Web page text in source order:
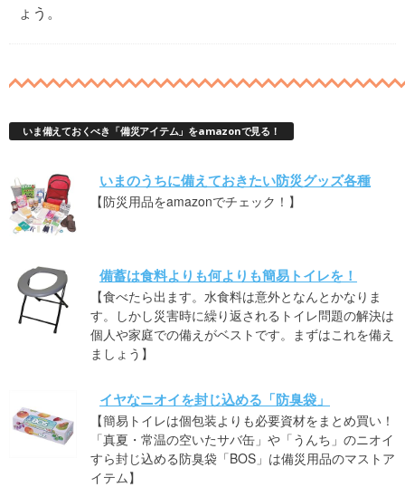
ょう。
いま備えておくべき「備災アイテム」をamazonで見る！
いまのうちに備えておきたい防災グッズ各種
【防災用品をamazonでチェック！】
備蓄は食料よりも何よりも簡易トイレを！
【食べたら出ます。水食料は意外となんとかなりま
す。しかし災害時に繰り返されるトイレ問題の解決は
個人や家庭での備えがベストです。まずはこれを備え
ましょう】
イヤなニオイを封じ込める「防臭袋」
【簡易トイレは個包装よりも必要資材をまとめ買い！
「真夏・常温の空いたサバ缶」や「うんち」のニオイ
すら封じ込める防臭袋「BOS」は備災用品のマストア
イテム】